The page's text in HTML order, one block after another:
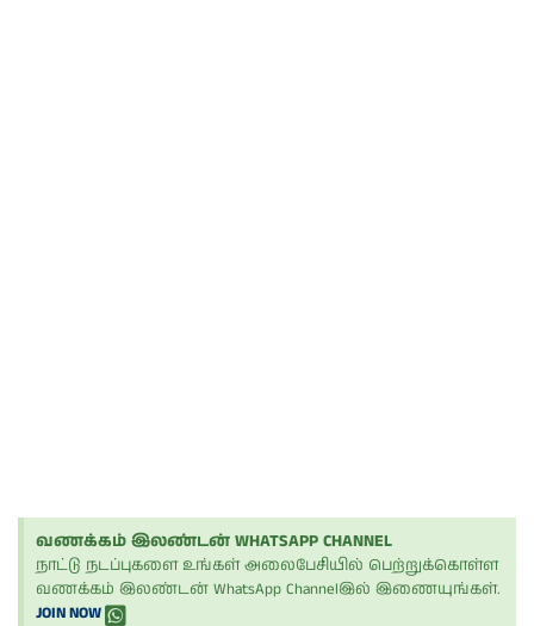
வணக்கம் இலண்டன் WHATSAPP CHANNEL
நாட்டு நடப்புகளை உங்கள் அலைபேசியில் பெற்றுக்கொள்ள
வணக்கம் இலண்டன் WhatsApp Channelஇல் இணையுங்கள்.
JOIN NOW